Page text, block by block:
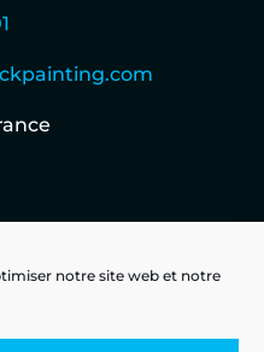
notre site web et notre